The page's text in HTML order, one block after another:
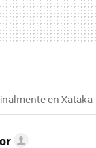
en Xataka